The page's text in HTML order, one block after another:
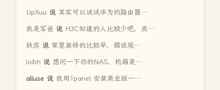
UpXuu 说 其实可以试试华为的路由器…
我是军爸 说 H3C知道的人比较少吧，质…
扶苏 说 家里装修的比较早，据说现…
loibh 说 想问一下你的NAS，机箱是…
alluse 说 我用1panel 安装商业版一…